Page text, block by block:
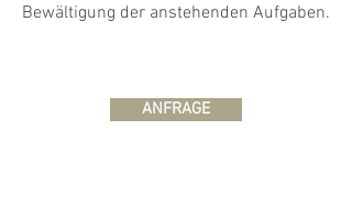
Bewältigung der anstehenden Aufgaben.
ANFRAGE